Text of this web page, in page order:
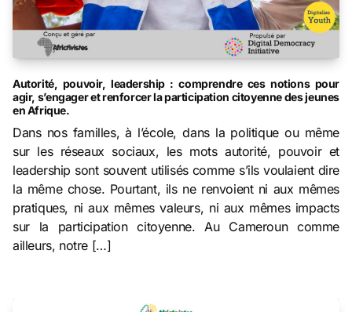
Autorité, pouvoir, leadership : comprendre ces notions pour
agir, s’engager et renforcer la participation citoyenne des jeunes
en Afrique.
Dans nos familles, à l’école, dans la politique ou même
sur les réseaux sociaux, les mots autorité, pouvoir et
leadership sont souvent utilisés comme s’ils voulaient dire
la même chose. Pourtant, ils ne renvoient ni aux mêmes
pratiques, ni aux mêmes valeurs, ni aux mêmes impacts
sur la participation citoyenne. Au Cameroun comme
ailleurs, notre […]